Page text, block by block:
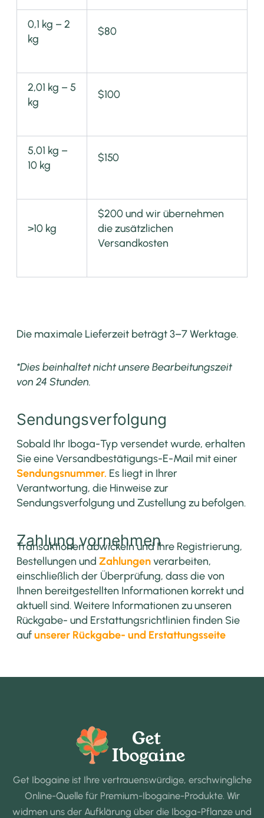
0,1 kg – 2
kg
$80
2,01 kg – 5
kg
$100
5,01 kg –
10 kg
$150
>10 kg
$200 und wir übernehmen
die zusätzlichen
Versandkosten
Die maximale Lieferzeit beträgt 3–7 Werktage.
*Dies beinhaltet nicht unsere Bearbeitungszeit
von 24 Stunden.
Sendungsverfolgung
Sobald Ihr Iboga-Typ versendet wurde, erhalten
Sie eine Versandbestätigungs-E-Mail mit einer
Sendungsnummer. Es liegt in Ihrer
Verantwortung, die Hinweise zur
Sendungsverfolgung und Zustellung zu befolgen.
Zahlung vornehmen
Transaktionen abwickeln und Ihre Registrierung,
Bestellungen und Zahlungenverarbeiten,
einschließlich der Überprüfung, dass die von
Ihnen bereitgestellten Informationen korrekt und
aktuell sind. Weitere Informationen zu unseren
Rückgabe- und Erstattungsrichtlinien finden Sie
aufunserer Rückgabe- und Erstattungsseite
Get Ibogaine ist Ihre vertrauenswürdige, erschwingliche
Online-Quelle für Premium-Ibogaine-Produkte. Wir
widmen uns der Aufklärung über die Iboga-Pflanze und